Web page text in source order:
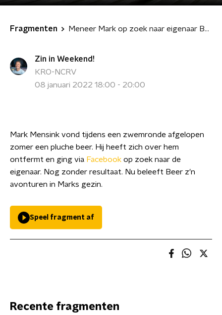
Fragmenten Meneer Mark op zoek naar eigenaar Beer
Zin in Weekend!
KRO-NCRV
08 januari 2022 18:00 - 20:00
Mark Mensink vond tijdens een zwemronde afgelopen
zomer een pluche beer. Hij heeft zich over hem
ontfermt en ging via Facebook op zoek naar de
eigenaar. Nog zonder resultaat. Nu beleeft Beer z'n
avonturen in Marks gezin.
Speel fragment af
Recente fragmenten